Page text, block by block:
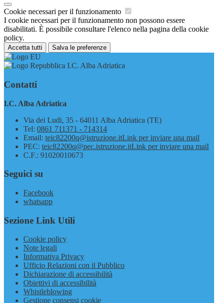
Cookie necessari per il funzionamento
I cookie necessari per il funzionamento non possono essere
disabilitati. È possibile consultare l'elenco nella pagina della cookie
policy.
Accetta tutti Salva le preferenze
I.C. Alba Adriatica
Contatti
I.C. Alba Adriatica
Via dei Ludi, 35 - 64011 Alba Adriatica (TE)
Tel: 0861 711371 - 714314
Email: teic82200q@istruzione.itLink per inviare una mail
PEC: teic82200q@pec.istruzione.itLink per inviare una mail
C.F.: 91020010673
Seguici su
Facebook
whatsapp
Sezione Link Utili
Cookie policy
Note legali
Informativa Privacy
Ufficio Relazioni con il Pubblico
Dichiarazione di accessibilità
Obiettivi di accessibilità
Whistleblowing
Gestione consensi cookie